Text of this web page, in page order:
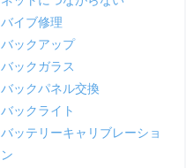
バイブ修理
バックアップ
バックガラス
バックパネル交換
バックライト
バッテリーキャリブレーショ
ン